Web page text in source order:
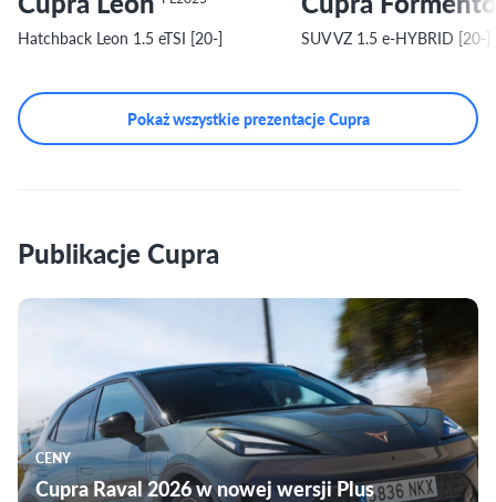
Hatchback Leon 1.5 eTSI [20-] SUV VZ 1.5 e-HYBRID [20-]
Pokaż wszystkie prezentacje Cupra
Publikacje Cupra
CENY
Cupra Raval 2026 w nowej wersji Plus